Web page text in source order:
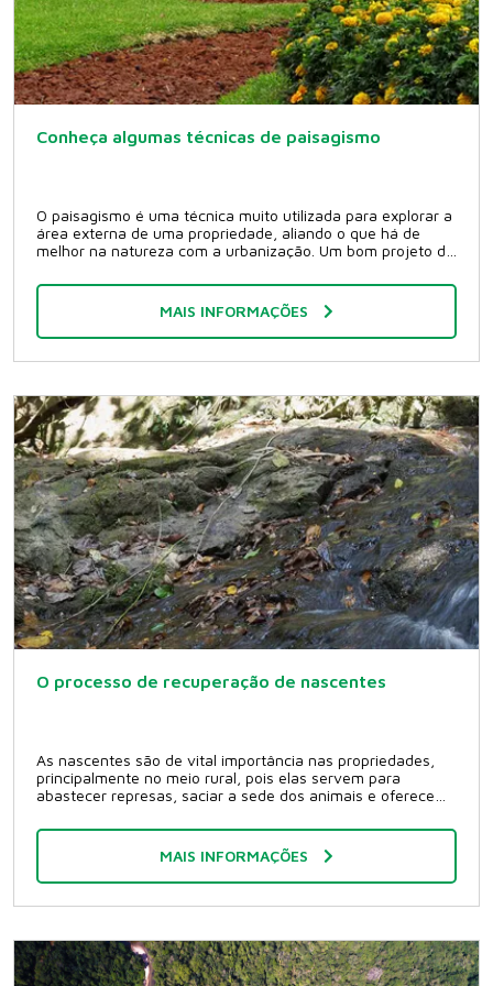
sobre projetos e se inspirar! II Mostra Plante Roots
Quando? 7 de outubro. Que horas? 8h às 13h Onde? Plante
Roots Viveiro Ambiental ? Unidade Jatobá Br - 153, Km 8,5
(Ao lado do Real Privê) - Aparecida de Goiânia - GO CEP:
74912-651 Para mais informações: (62) 3598-0878 (62)
98266-1785 comercial@viveiroambiental.com.br
Conheça algumas técnicas de paisagismo
O paisagismo é uma técnica muito utilizada para explorar a
área externa de uma propriedade, aliando o que há de
melhor na natureza com a urbanização. Um bom projeto de
sobre botânica, ecologia, clima e estilos arquitetônicos.
Técnicas de paisagismo Conheça algumas técnicas
empregadas nos projetos de paisagismo realizados aqui na
Plante Roots ? Viveiro Ambiental. Lagos ornamentais Os
clima do local, deixando-o mais fresco. Jardins verticais Os
jardins verticais são uma ótima opção para quem possui
limitação de espaço. Podem ser utilizados também na área
interna, ajudando a manter o ambiente fresco e renovando
o ar. Pergolados Os pergolados de madeira são uma ótima
decoração para jardins, e podem ser confeccionados de
acordo com as preferências do cliente, adaptando-se ao
tamanho do espaço disponível. Caminhos Os projetos de
paisagismo aumentam o nosso contato com a natureza no
dia-a-dia, e os caminhos são essenciais para que o projeto
possa ser explorado em seus detalhes. Pode ser feito com
pedras, madeira ou cimento. Aproveite a área verde que
você possui e invista em um projeto de paisagismo. Conte
com a Plante Roots ? Viveiro Ambiental para montar o
projeto que é a sua cara. Entre em contato e faça um
orçamento.
MAIS INFORMAÇÕES
O processo de recuperação de nascentes
As nascentes são de vital importância nas propriedades,
principalmente no meio rural, pois elas servem para
abastecer represas, saciar a sede dos animais e oferecem
tornando mais escassa ao longo dos anos, maior a
preocupação com a recuperação das nascentes. O que é
uma nascente? A nascente é um curso d?água que se
origina através do aparecimento de um lençol subterrâneo
naturalmente por conta de sedimentos trazidos pelo
próprio desaguar dos aquíferos, transformando a nascente
em um lamaçal. Como ocorre a degradação das
MAIS INFORMAÇÕES